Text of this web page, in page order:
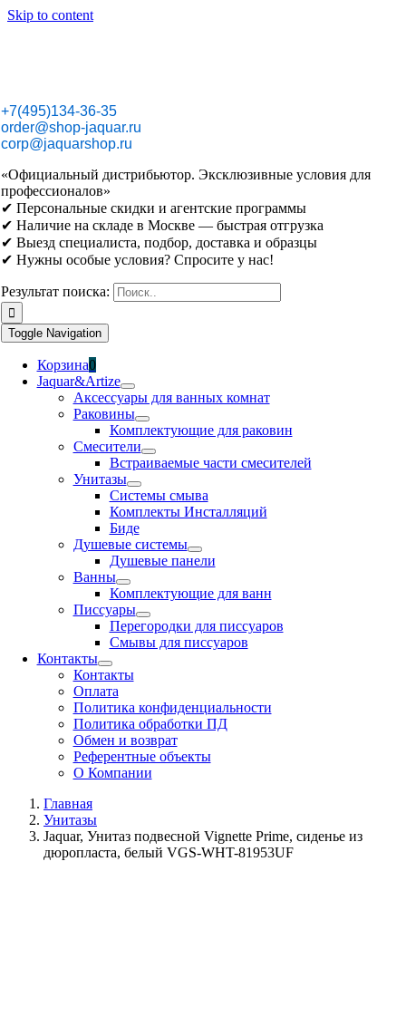
Skip to content
+7(495)134-36-35
order@shop-jaquar.ru
corp@jaquarshop.ru
«Официальный дистрибьютор. Эксклюзивные условия для
профессионалов»
✔ Персональные скидки и агентские программы
✔ Наличие на складе в Москве — быстрая отгрузка
✔ Выезд специалиста, подбор, доставка и образцы
✔ Нужны особые условия? Спросите у нас!
Результат поиска:
Toggle Navigation
Корзина0
Jaquar&Artize
Аксессуары для ванных комнат
Раковины
Комплектующие для раковин
Смесители
Встраиваемые части смесителей
Унитазы
Системы смыва
Комплекты Инсталляций
Биде
Душевые системы
Душевые панели
Ванны
Комплектующие для ванн
Писсуары
Перегородки для писсуаров
Смывы для писсуаров
Контакты
Контакты
Оплата
Политика конфиденциальности
Политика обработки ПД
Обмен и возврат
Референтные объекты
О Компании
Главная
Унитазы
Jaquar, Унитаз подвесной Vignette Prime, сиденье из
дюропласта, белый VGS-WHT-81953UF